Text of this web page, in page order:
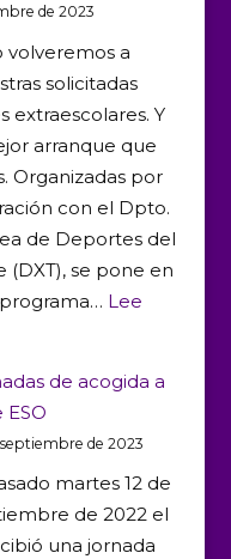
de 2023
volveremos a
solicitadas
extraescolares. Y
arranque que
Organizadas por
con el Dpto.
de Deportes del
(DXT), se pone en
Lee
de acogida a
ESO
septiembre de 2023
martes 12 de
de 2022 el
una jornada